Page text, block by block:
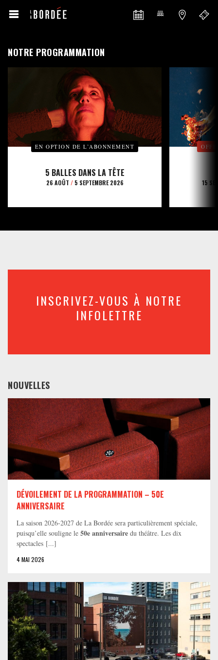
NOTRE PROGRAMMATION
EN OPTION DE L’ABONNEMENT
5 BALLES DANS LA TÊTE
26 AOÛT /5 SEPTEMBRE 2026 15
INSCRIVEZ-VOUS À NOTRE
INFOLETTRE
NOUVELLES
DÉVOILEMENT DE LA PROGRAMMATION – 50E
ANNIVERSAIRE
La saison 2026-2027 de La Bordée sera particulièrement spéciale,
puisqu’elle souligne le 50e anniversaire du théâtre. Les dix
spectacles [...]
4 MAI 2026